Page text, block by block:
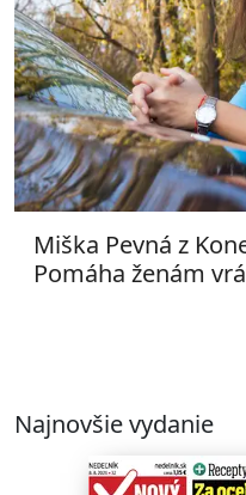
Miška Pevná z
Pomáha ženám
Najnovšie vydanie